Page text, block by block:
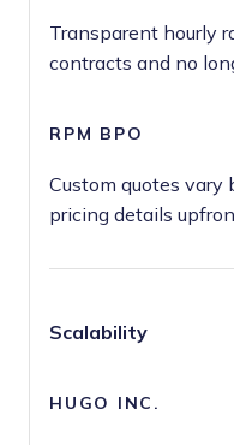
Transparent hourly
contracts and no
Custom quotes vary
pricing details
Scalability